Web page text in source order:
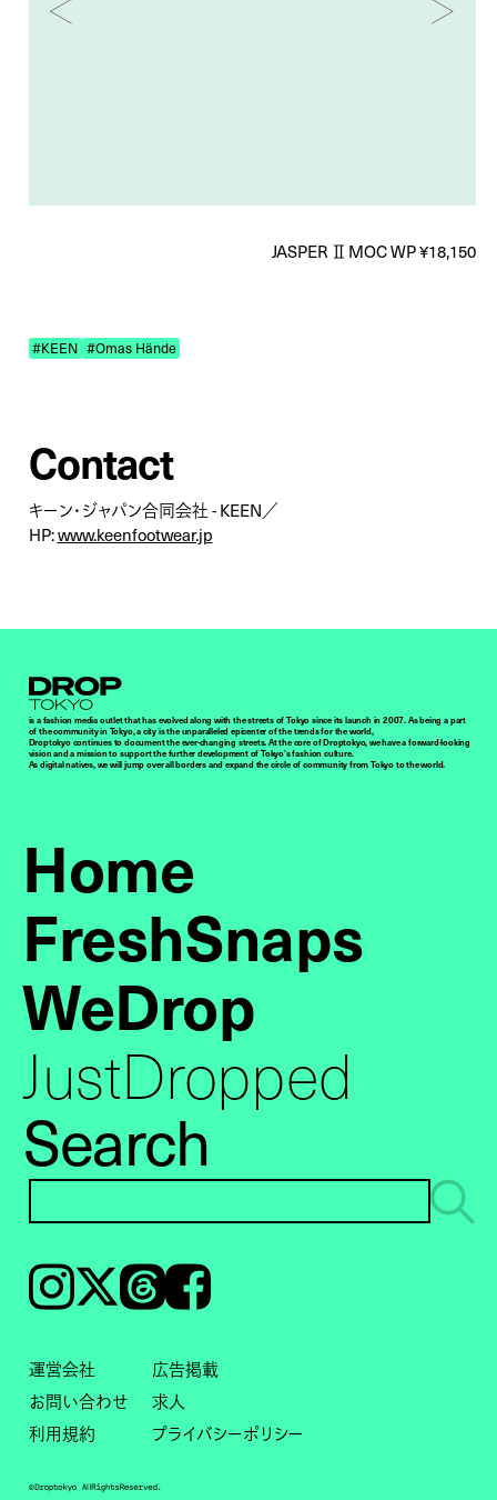
JASPER Ⅱ MOC WP ¥18,150
#KEEN #Omas Hände
Contact
キーン・ジャパン合同会社 - KEEN／
HP:www.keenfootwear.jp
Droptokyo
is a fashion media outlet that has evolved along with the streets of Tokyo since its launch in 2007. As being a part
of the community in Tokyo, a city is the unparalleled epicenter of the trends for the world,
Droptokyo continues to document the ever-changing streets. At the core of Droptokyo, we have a forward-looking
vision and a mission to support the further development of Tokyo’s fashion culture.
As digital natives, we will jump over all borders and expand the circle of community from Tokyo to the world.
Home
FreshSnaps
WeDrop
JustDropped
Search
Instagram𝕏ThreadsFacebook
運営会社
広告掲載
お問い合わせ
求人
利用規約
プライバシーポリシー